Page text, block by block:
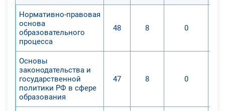
Нормативно-правовая
основа
образовательного
процесса
48 8 0
Основы
законодательства и
государственной
политики РФ в сфере
образования
47 8 0